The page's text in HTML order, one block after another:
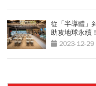
從「半導體」
助攻地球永續！
2023-12-29